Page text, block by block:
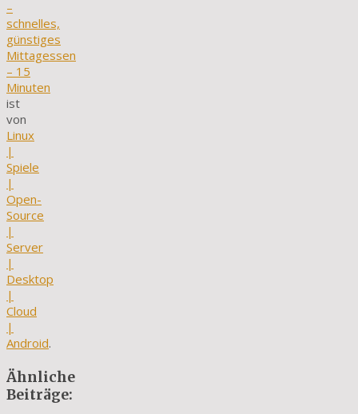
–
schnelles,
günstiges
Mittagessen
– 15
Minuten
ist
von
Linux
|
Spiele
|
Open-
Source
|
Server
|
Desktop
|
Cloud
|
Android.
Ähnliche
Beiträge: